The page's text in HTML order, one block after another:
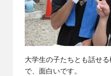
大学生の子たちとも話せ
で、面白いです。